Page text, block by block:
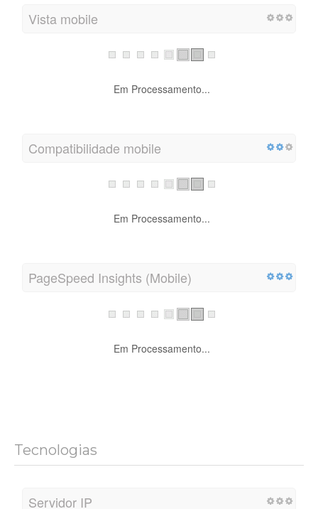
Vista mobile
Em Processamento...
Compatibilidade mobile
Em Processamento...
PageSpeed Insights (Mobile)
Em Processamento...
Tecnologias
Servidor IP